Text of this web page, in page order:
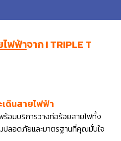
ไฟฟ้าจาก I TRIPLE T
ดินสายไฟฟ้า
ร้อมบริการวางท่อร้อยสายไฟทั้ง
ปลอดภัยและมาตรฐานที่คุณมั่นใจ